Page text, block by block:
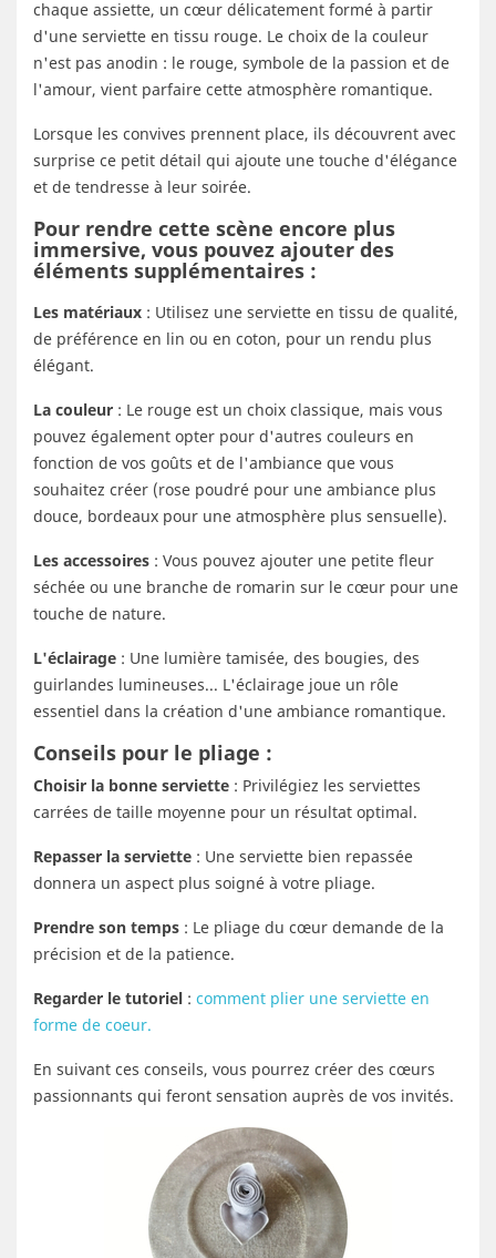
chaque assiette, un cœur délicatement formé à partir
d'une serviette en tissu rouge. Le choix de la couleur
n'est pas anodin : le rouge, symbole de la passion et de
l'amour, vient parfaire cette atmosphère romantique.
Lorsque les convives prennent place, ils découvrent avec
surprise ce petit détail qui ajoute une touche d'élégance
et de tendresse à leur soirée.
Pour rendre cette scène encore plus
immersive, vous pouvez ajouter des
éléments supplémentaires :
Les matériaux : Utilisez une serviette en tissu de qualité,
de préférence en lin ou en coton, pour un rendu plus
élégant.
La couleur : Le rouge est un choix classique, mais vous
pouvez également opter pour d'autres couleurs en
fonction de vos goûts et de l'ambiance que vous
souhaitez créer (rose poudré pour une ambiance plus
douce, bordeaux pour une atmosphère plus sensuelle).
Les accessoires : Vous pouvez ajouter une petite fleur
séchée ou une branche de romarin sur le cœur pour une
touche de nature.
L'éclairage : Une lumière tamisée, des bougies, des
guirlandes lumineuses... L'éclairage joue un rôle
essentiel dans la création d'une ambiance romantique.
Conseils pour le pliage :
Choisir la bonne serviette : Privilégiez les serviettes
carrées de taille moyenne pour un résultat optimal.
Repasser la serviette : Une serviette bien repassée
donnera un aspect plus soigné à votre pliage.
Prendre son temps : Le pliage du cœur demande de la
précision et de la patience.
Regarder le tutoriel : comment plier une serviette en
forme de coeur.
En suivant ces conseils, vous pourrez créer des cœurs
passionnants qui feront sensation auprès de vos invités.